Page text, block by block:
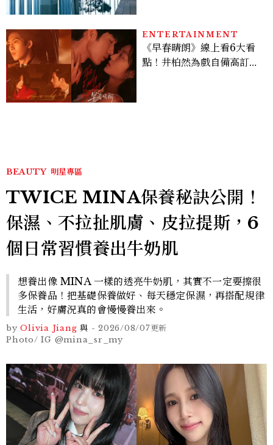
ENTERTAINMENT
《早春晴朗》線上看6大看
點！井柏然為戲自備高訂，
BEAUTY 明星專區
TWICE MINA保養秘訣公開！
保濕、不拉扯肌膚、皮拉提斯，6
個日常習慣養出牛奶肌
想養出像 MINA 一樣的透亮牛奶肌，其實不一定要擦很
多保養品！把基礎保養做好、每天穩定保濕，再搭配規律
生活，好膚況真的會慢慢養出來。
by Olivia Jiang 與 - 2026/08/07更新
Photo/ IG @mina_sr_my